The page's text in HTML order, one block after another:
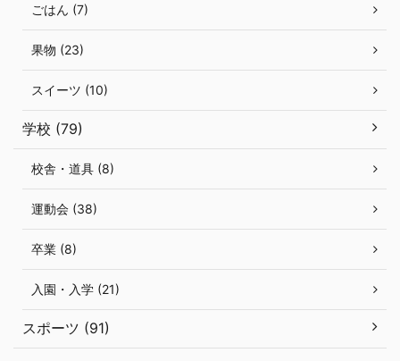
ごはん (7)
果物 (23)
スイーツ (10)
学校 (79)
校舎・道具 (8)
運動会 (38)
卒業 (8)
入園・入学 (21)
スポーツ (91)